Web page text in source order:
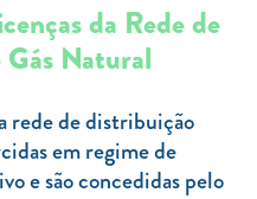
da Rede de
Natural
rede de distribuição
em regime de
e são concedidas pelo